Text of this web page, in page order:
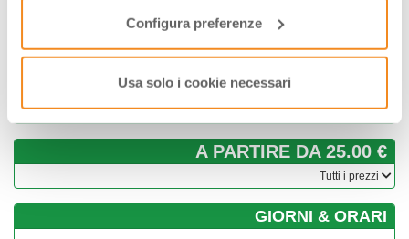
Configura preferenze
Usa solo i cookie necessari
Via Bova, 61, 48015, Cervia, (RA)
A PARTIRE DA 25.00 €
­Tutti i prezzi
GIORNI & ORARI